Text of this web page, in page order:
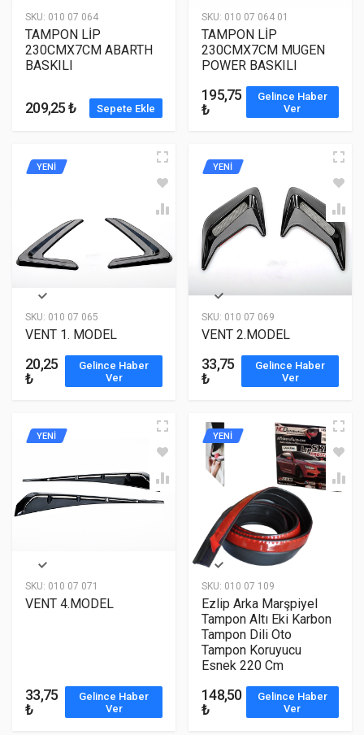
SKU: 010 07 064
TAMPON LİP
230CMX7CM ABARTH
BASKILI
209,25 ₺ Sepete Ekle
SKU: 010 07 064 01
TAMPON LİP
230CMX7CM MUGEN
POWER BASKILI
195,75
₺
Gelince Haber
Ver
SKU: 010 07 065
YENİ
VENT 1. MODEL
20,25
₺
Gelince Haber
Ver
SKU: 010 07 069
YENİ
VENT 2.MODEL
33,75
₺
Gelince Haber
Ver
SKU: 010 07 071
YENİ
VENT 4.MODEL
33,75
₺
Gelince Haber
Ver
SKU: 010 07 109
YENİ
Ezlip Arka Marşpiyel
Tampon Altı Eki Karbon
Tampon Dili Oto
Tampon Koruyucu
Esnek 220 Cm
148,50
₺
Gelince Haber
Ver